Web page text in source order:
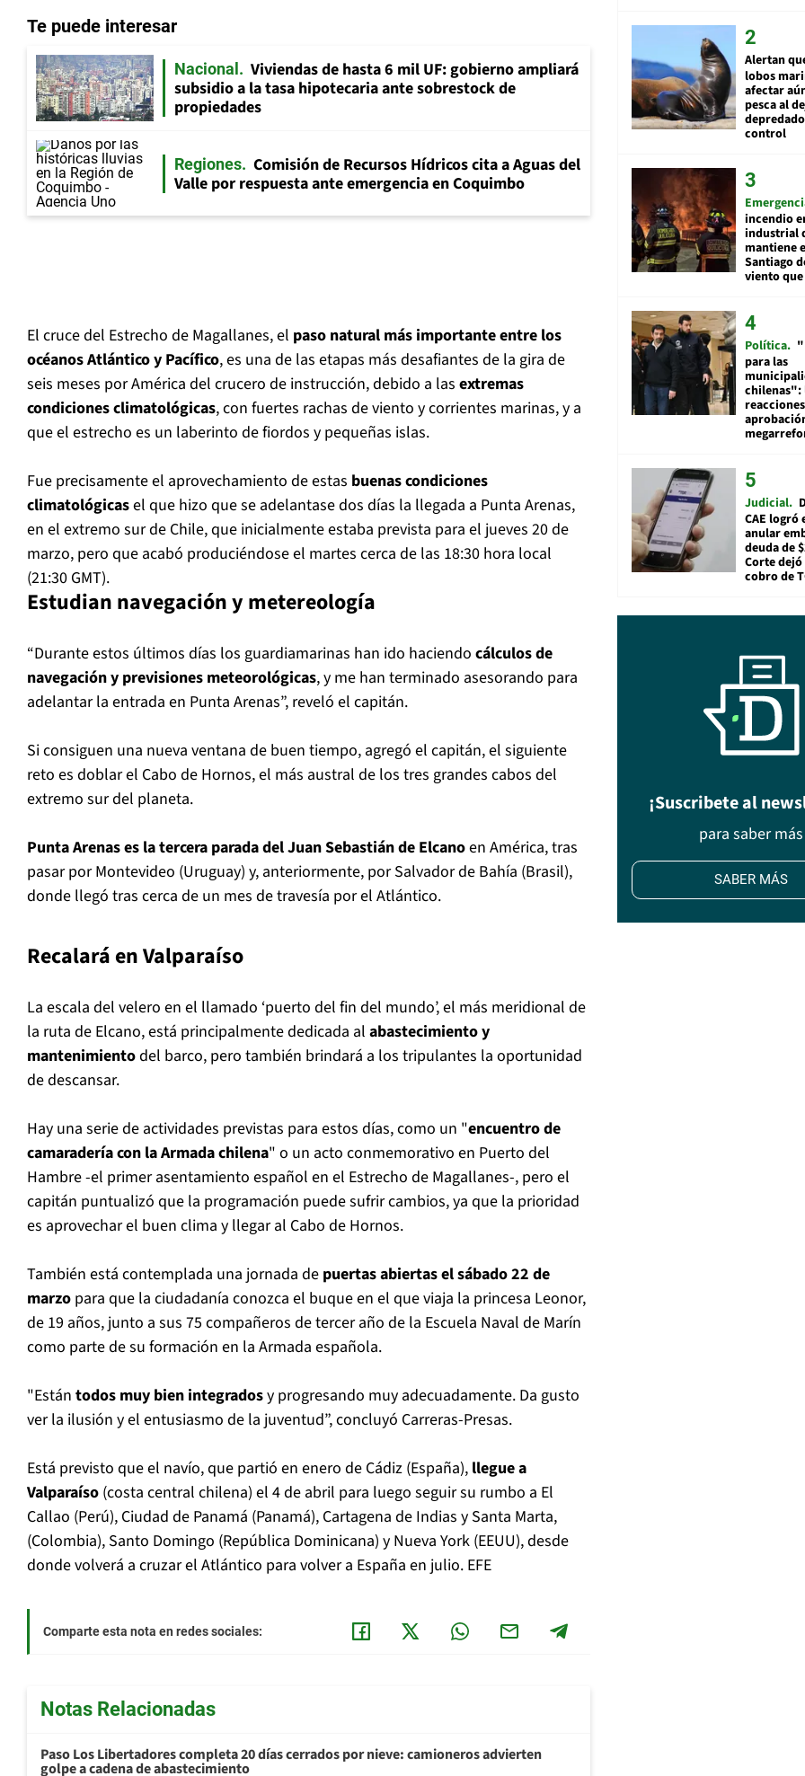
Te puede interesar
Nacional
Viviendas de hasta 6 mil UF: gobierno ampliará
subsidio a la tasa hipotecaria ante sobrestock de
propiedades
Regiones
Comisión de Recursos Hídricos cita a Aguas del
Valle por respuesta ante emergencia en Coquimbo
El cruce del Estrecho de Magallanes, el paso natural más importante entre los
océanos Atlántico y Pacífico, es una de las etapas más desafiantes de la gira de
seis meses por América del crucero de instrucción, debido a las extremas
condiciones climatológicas, con fuertes rachas de viento y corrientes marinas, y a
que el estrecho es un laberinto de fiordos y pequeñas islas.
Fue precisamente el aprovechamiento de estas buenas condiciones
climatológicasel que hizo que se adelantase dos días la llegada a Punta Arenas,
en el extremo sur de Chile, que inicialmente estaba prevista para el jueves 20 de
marzo, pero que acabó produciéndose el martes cerca de las 18:30 hora local
(21:30 GMT).
Estudian navegación y metereología
“Durante estos últimos días los guardiamarinas han ido haciendo cálculos de
navegación y previsiones meteorológicas, y me han terminado asesorando para
adelantar la entrada en Punta Arenas”, reveló el capitán.
Si consiguen una nueva ventana de buen tiempo, agregó el capitán, el siguiente
reto es doblar el Cabo de Hornos, el más austral de los tres grandes cabos del
extremo sur del planeta.
Punta Arenas es la tercera parada del Juan Sebastián de Elcanoen América, tras
pasar por Montevideo (Uruguay) y, anteriormente, por Salvador de Bahía (Brasil),
donde llegó tras cerca de un mes de travesía por el Atlántico.
Recalará en Valparaíso
La escala del velero en el llamado ‘puerto del fin del mundo’, el más meridional de
la ruta de Elcano, está principalmente dedicada al abastecimiento y
mantenimientodel barco, pero también brindará a los tripulantes la oportunidad
de descansar.
Hay una serie de actividades previstas para estos días, como un "encuentro de
camaradería con la Armada chilena" o un acto conmemorativo en Puerto del
Hambre -el primer asentamiento español en el Estrecho de Magallanes-, pero el
capitán puntualizó que la programación puede sufrir cambios, ya que la prioridad
es aprovechar el buen clima y llegar al Cabo de Hornos.
También está contemplada una jornada de puertas abiertas el sábado 22 de
marzo para que la ciudadanía conozca el buque en el que viaja la princesa Leonor,
de 19 años, junto a sus 75 compañeros de tercer año de la Escuela Naval de Marín
como parte de su formación en la Armada española.
"Están todos muy bien integradosy progresando muy adecuadamente. Da gusto
ver la ilusión y el entusiasmo de la juventud”, concluyó Carreras-Presas.
Está previsto que el navío, que partió en enero de Cádiz (España), llegue a
Valparaíso (costa central chilena) el 4 de abril para luego seguir su rumbo a El
Callao (Perú), Ciudad de Panamá (Panamá), Cartagena de Indias y Santa Marta,
(Colombia), Santo Domingo (República Dominicana) y Nueva York (EEUU), desde
donde volverá a cruzar el Atlántico para volver a España en julio. EFE
Comparte esta nota en redes sociales:
Notas Relacionadas
Paso Los Libertadores completa 20 días cerrados por nieve: camioneros advierten
golpe a cadena de abastecimiento
Alertan
lobos
afectar
pesca al
control
incendio
industrial
mantiene
Santiago
viento que
Política
para las
chilenas":
Judicial
CAE logró
anular
deuda de
Corte
cobro de
¡Suscribete al
para saber más
SABER MÁS